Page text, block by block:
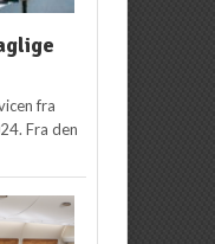
fra
Fra den